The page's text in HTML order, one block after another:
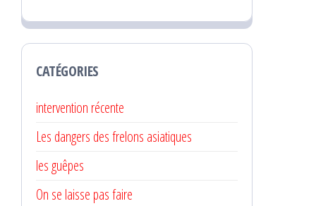
CATÉGORIES
intervention récente
Les dangers des frelons asiatiques
les guêpes
On se laisse pas faire